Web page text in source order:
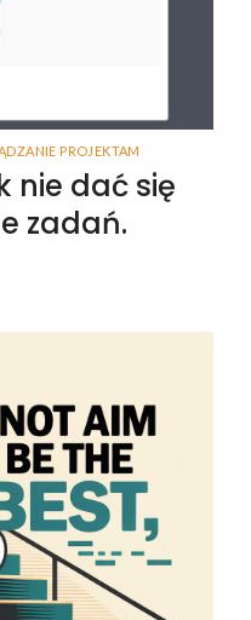
PROJEKTAM
nie dać się
zadań.